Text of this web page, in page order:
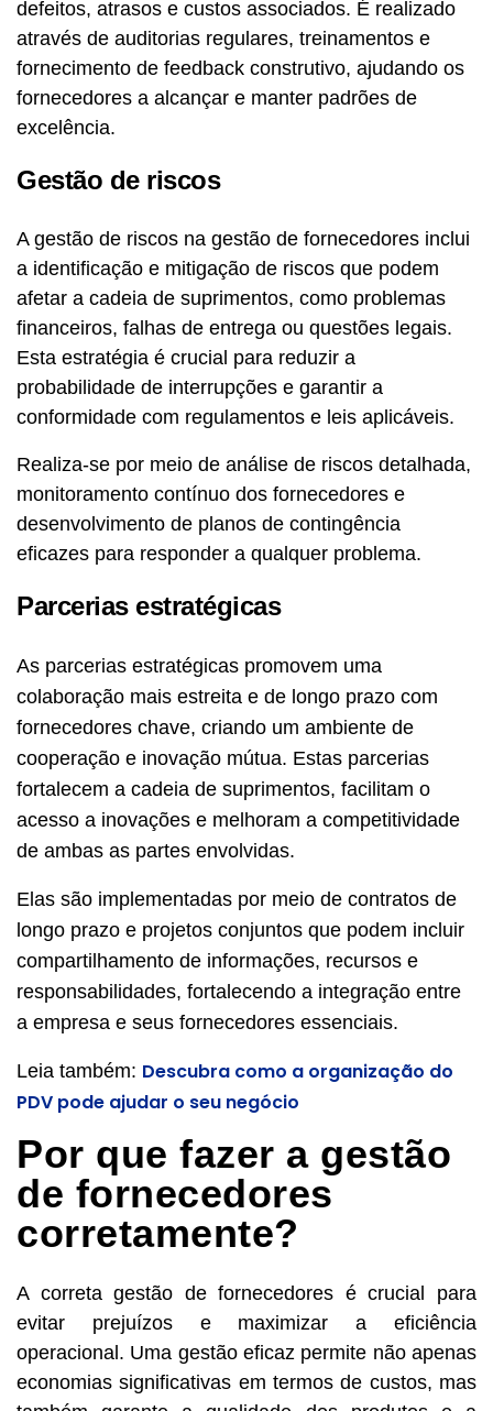
defeitos, atrasos e custos associados. É realizado
através de auditorias regulares, treinamentos e
fornecimento de feedback construtivo, ajudando os
fornecedores a alcançar e manter padrões de
excelência.
Gestão de riscos
A gestão de riscos na gestão de fornecedores inclui
a identificação e mitigação de riscos que podem
afetar a cadeia de suprimentos, como problemas
financeiros, falhas de entrega ou questões legais.
Esta estratégia é crucial para reduzir a
probabilidade de interrupções e garantir a
conformidade com regulamentos e leis aplicáveis.
Realiza-se por meio de análise de riscos detalhada,
monitoramento contínuo dos fornecedores e
desenvolvimento de planos de contingência
eficazes para responder a qualquer problema.
Parcerias estratégicas
As parcerias estratégicas promovem uma
colaboração mais estreita e de longo prazo com
fornecedores chave, criando um ambiente de
cooperação e inovação mútua. Estas parcerias
fortalecem a cadeia de suprimentos, facilitam o
acesso a inovações e melhoram a competitividade
de ambas as partes envolvidas.
Elas são implementadas por meio de contratos de
longo prazo e projetos conjuntos que podem incluir
compartilhamento de informações, recursos e
responsabilidades, fortalecendo a integração entre
a empresa e seus fornecedores essenciais.
Leia também: Descubra como a organização do
PDV pode ajudar o seu negócio
Por que fazer a gestão
de fornecedores
corretamente?
A correta gestão de fornecedores é crucial para
evitar prejuízos e maximizar a eficiência
operacional. Uma gestão eficaz permite não apenas
economias significativas em termos de custos, mas